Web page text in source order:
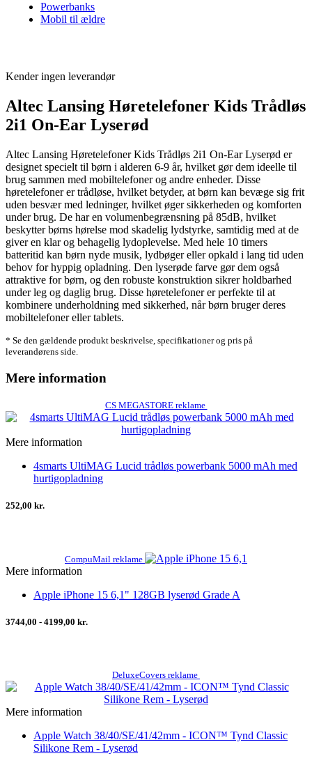
Powerbanks
Mobil til ældre
Kender ingen leverandør
Altec Lansing Høretelefoner Kids Trådløs
2i1 On-Ear Lyserød
Altec Lansing Høretelefoner Kids Trådløs 2i1 On-Ear Lyserød er
designet specielt til børn i alderen 6-9 år, hvilket gør dem ideelle til
brug sammen med mobiltelefoner og andre enheder. Disse
høretelefoner er trådløse, hvilket betyder, at børn kan bevæge sig frit
uden besvær med ledninger, hvilket øger sikkerheden og komforten
under brug. De har en volumenbegrænsning på 85dB, hvilket
beskytter børns hørelse mod skadelig lydstyrke, samtidig med at de
giver en klar og behagelig lydoplevelse. Med hele 10 timers
batteritid kan børn nyde musik, lydbøger eller opkald i lang tid uden
behov for hyppig opladning. Den lyserøde farve gør dem også
attraktive for børn, og den robuste konstruktion sikrer holdbarhed
under leg og daglig brug. Disse høretelefoner er perfekte til at
kombinere underholdning med sikkerhed, når børn bruger deres
mobiltelefoner eller tablets.
* Se den gældende produkt beskrivelse, specifikationer og pris på
leverandørens side.
Mere information
CS MEGASTORE reklame
Mere information
4smarts UltiMAG Lucid trådløs powerbank 5000 mAh med
hurtigopladning
252,00 kr.
CompuMail reklame
Mere information
Apple iPhone 15 6,1" 128GB lyserød Grade A
3744,00 - 4199,00 kr.
DeluxeCovers reklame
Mere information
Apple Watch 38/40/SE/41/42mm - ICON™ Tynd Classic
Silikone Rem - Lyserød